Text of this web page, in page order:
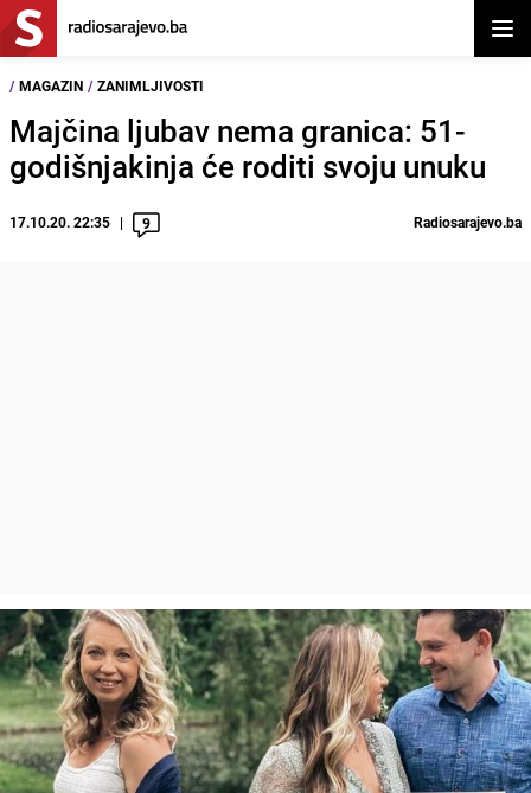
/ MAGAZIN / ZANIMLJIVOSTI
Majčina ljubav nema granica: 51-
godišnjakinja će roditi svoju unuku
17.10.20. 22:35 9 Radiosarajevo.ba